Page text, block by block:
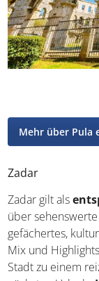
Mehr über Pula
Zadar gilt als
verfügt über
gefächertes,
Dieser Mix und